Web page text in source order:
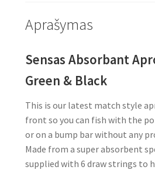
Aprašymas
Sensas Absorbant
Green & Black
This is our latest match style
front so you can fish with the
or on a bump bar without any
Made from a super absorbent
supplied with 6 draw strings to